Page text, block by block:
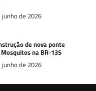
junho de 2026
de nova ponte
na BR-135
junho de 2026